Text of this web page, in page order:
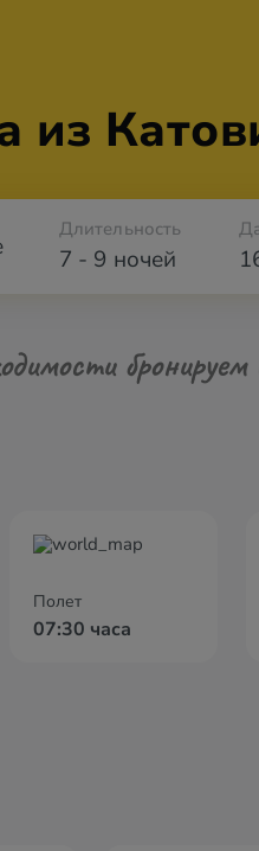
7 - 9 ночей
Длительность
Полет
07:30 часа